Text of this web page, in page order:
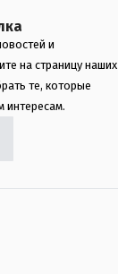
и
на страницу наших
те, которые
интересам.